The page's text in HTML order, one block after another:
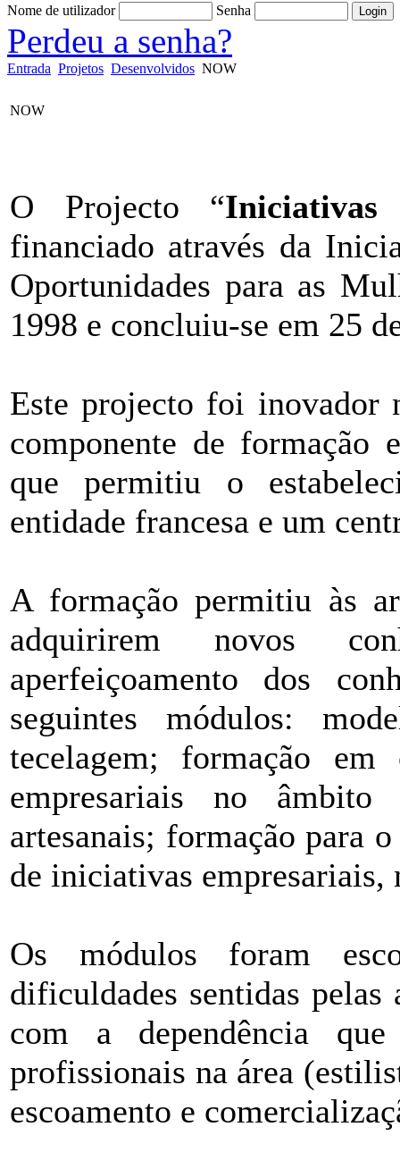
Nome de utilizador Senha
Perdeu a senha?
Entrada Projetos Desenvolvidos NOW
NOW
O Projecto “Iniciativas
financiado através da
Oportunidades para as
1998 e concluiu-se em 25
Este projecto foi inovador
componente de formação
que permitiu o
entidade francesa e um
A formação permitiu às
adquirirem novos
aperfeiçoamento dos
seguintes módulos:
tecelagem; formação
empresariais no
artesanais; formação para
de iniciativas
Os módulos foram
dificuldades sentidas pelas
com a dependência
profissionais na área
escoamento e